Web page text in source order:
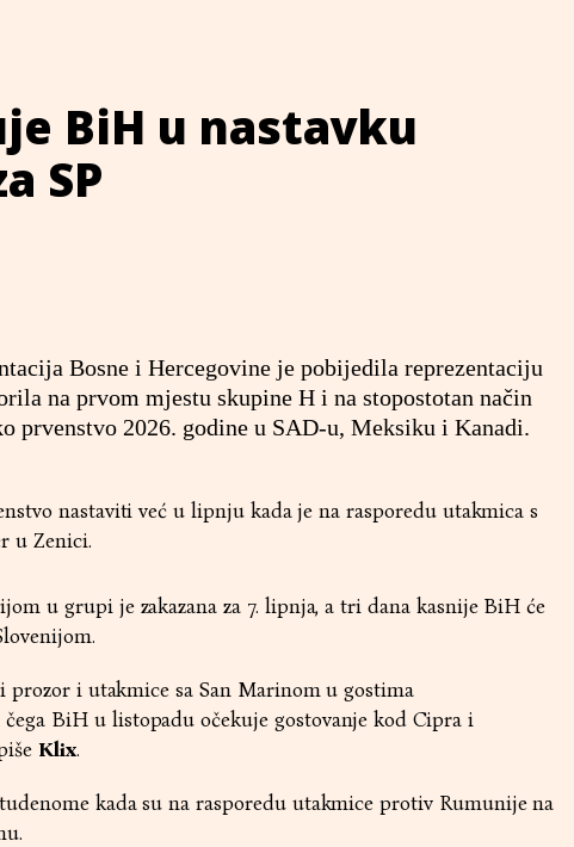
BiH u nastavku
SP
Bosne i Hercegovine je pobijedila reprezentaciju
na prvom mjestu skupine H i na stopostotan način
prvenstvo 2026. godine u SAD-u, Meksiku i Kanadi.
nastaviti već u lipnju kada je na rasporedu utakmica s
u Zenici.
u grupi je zakazana za 7. lipnja, a tri dana kasnije BiH će
i utakmice sa San Marinom u gostima
BiH u listopadu očekuje gostovanje kod Cipra i
Klix.
kada su na rasporedu utakmice protiv Rumunije na